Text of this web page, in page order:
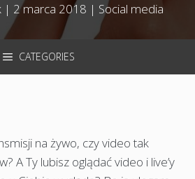
| 2 marca 2018 | Social media
CATEGORIES
na żywo, czy video tak
A Ty lubisz oglądać video i live’y